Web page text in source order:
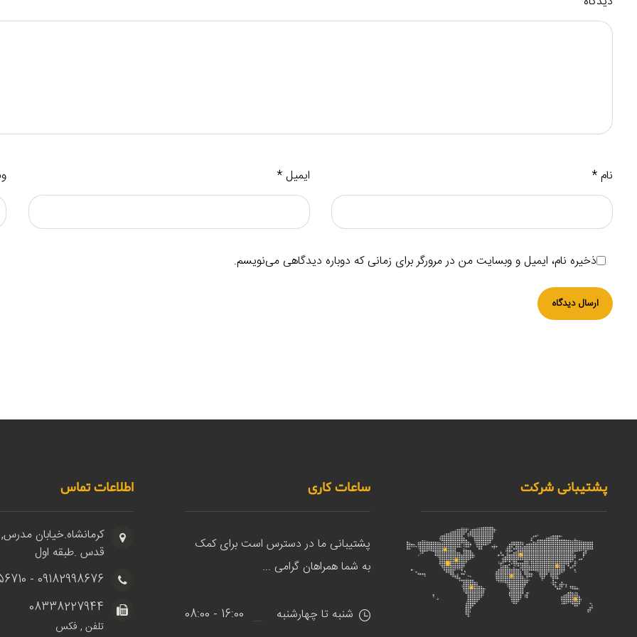
نام* ایمیل*
ذخیره نام، ایمیل و وبسایت من در مرورگر برای زمانی که دوباره دیدگاهی می‌نویسم.
ارسال دیدگاه
پشتیبانی شرکت ساعات کاری
پشتیبانی ما در دسترس است برای کمک
به شما همراهان گرامی ...
شنبه تا چهارشنبه 16:00 - 08:00
اطلاعات تماس
کرمانشاه.خیابان
قدس .طبقه اول
09182998676 - 09183856710
08338227944
تلفن , فکس